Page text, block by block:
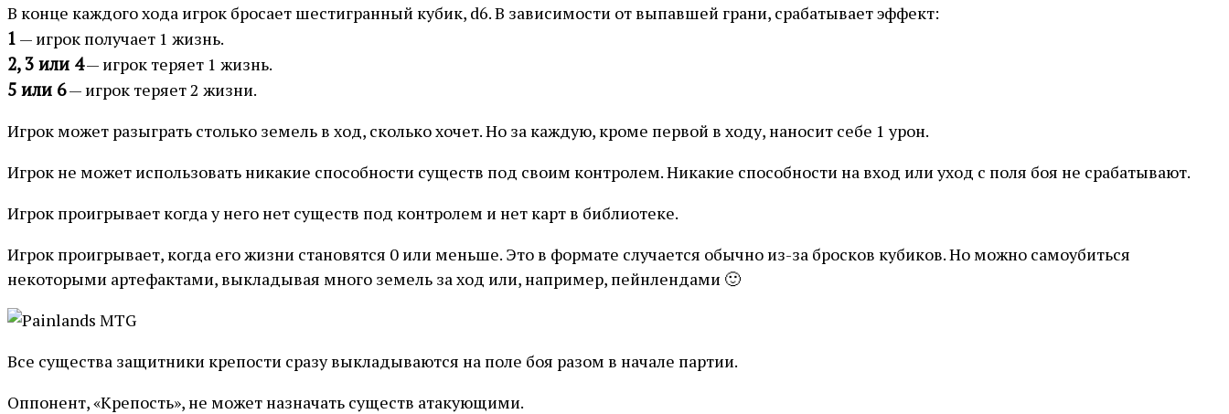
В конце каждого хода игрок бросает шестигранный кубик, d6. В зависимости от выпавшей грани, срабатывает эффект:
1 — игрок получает 1 жизнь.
2, 3 или 4— игрок теряет 1 жизнь.
5 или 6— игрок теряет 2 жизни.
Игрок может разыграть столько земель в ход, сколько хочет. Но за каждую, кроме первой в ходу, наносит себе 1 урон.
Игрок не может использовать никакие способности существ под своим контролем. Никакие способности на вход или уход с поля боя не срабатывают.
Игрок проигрывает когда у него нет существ под контролем и нет карт в библиотеке.
Игрок проигрывает, когда его жизни становятся 0 или меньше. Это в формате случается обычно из-за бросков кубиков. Но можно самоубиться
некоторыми артефактами, выкладывая много земель за ход или, например, пейнлендами 🙂
Все существа защитники крепости сразу выкладываются на поле боя разом в начале партии.
Оппонент, «Крепость», не может назначать существ атакующими.